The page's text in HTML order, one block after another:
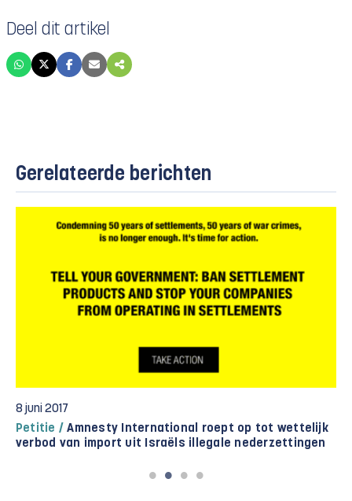
Deel dit artikel
Gerelateerde berichten
8 juni 2017
Petitie / Amnesty International roept op tot wettelijk
verbod van import uit Israëls illegale nederzettingen